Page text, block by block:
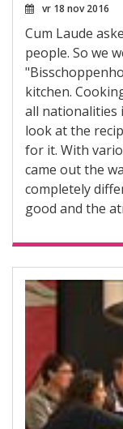
vr 18 nov 2016
Cum Laude
people. So we
kitchen.
all nationalities
look at the
for it. With
came out the
completely
good and the